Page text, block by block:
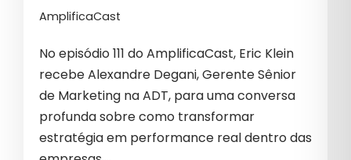
FRAUDES EM GOOGLE ADS
GERAÇÃO DE DEMANDA
GERAÇÕES
GESTÃO
AmplificaCast
No episódio 111 do AmplificaCast, Eric Klein
recebe Alexandre Degani, Gerente Sênior
de Marketing na ADT, para uma conversa
profunda sobre como transformar
estratégia em performance real dentro das